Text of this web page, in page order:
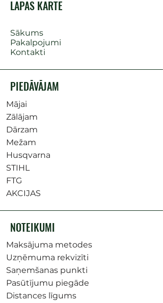
LAPAS KARTE
Sākums
Pakalpojumi
Kontakti
PIEDĀVĀJAM
Mājai
Zālājam
Dārzam
Mežam
Husqvarna
STIHL
FTG
AKCIJAS
NOTEIKUMI
Maksājuma metodes
Uzņēmuma rekvizīti
Saņemšanas punkti
Pasūtījumu piegāde
Distances līgums